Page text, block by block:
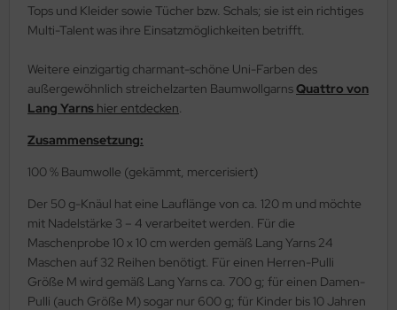
Tops und Kleider sowie Tücher bzw. Schals; sie ist ein richtiges
Multi-Talent was ihre Einsatzmöglichkeiten betrifft.
Weitere einzigartig charmant-schöne Uni-Farben des
außergewöhnlich streichelzarten BaumwollgarnsQuattro von
Lang Yarns hier entdecken.
Zusammensetzung:
100 % Baumwolle (gekämmt, mercerisiert)
Der 50 g-Knäul hat eine Lauflänge von ca. 120 m und möchte
mit Nadelstärke 3 – 4 verarbeitet werden. Für die
Maschenprobe 10 x 10 cm werden gemäß Lang Yarns 24
Maschen auf 32 Reihen benötigt. Für einen Herren-Pulli
Größe M wird gemäß Lang Yarns ca. 700 g; für einen Damen-
Pulli (auch Größe M) sogar nur 600 g; für Kinder bis 10 Jahren